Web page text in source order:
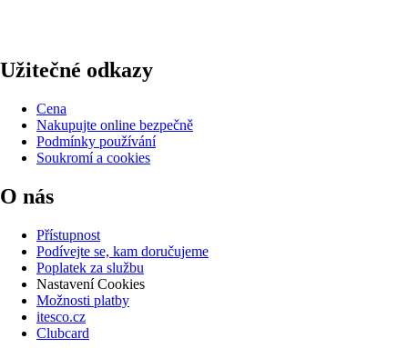
Užitečné odkazy
Cena
Nakupujte online bezpečně
Podmínky používání
Soukromí a cookies
O nás
Přístupnost
Podívejte se, kam doručujeme
Poplatek za službu
Nastavení Cookies
Možnosti platby
itesco.cz
Clubcard